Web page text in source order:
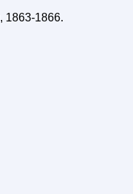
, 1863-1866.